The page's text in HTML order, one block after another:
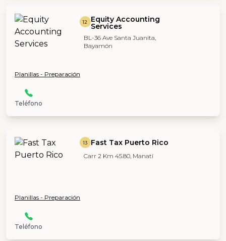
12 Equity Accounting
Services
BL-36 Ave Santa Juanita,
Bayamón
Planillas - Preparación
Teléfono
13 Fast Tax Puerto Rico
Carr 2 Km 45.80, Manatí
Planillas - Preparación
Teléfono